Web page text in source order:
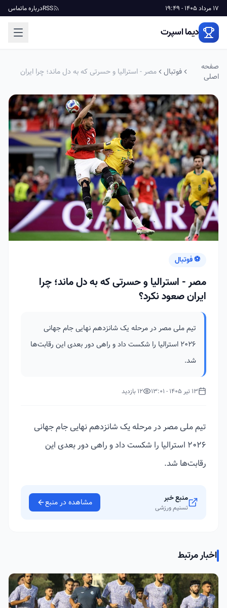
17 مرداد 1405 - 19:49 RSSدرباره ماتماس
دیما اسپرت
صفحه
اصلی
فوتبال مصر - استرالیا و حسرتی که به دل ماند؛‌ چرا ایران
⚽ فوتبال
مصر - استرالیا و حسرتی که به دل ماند؛‌ چرا
ایران صعود نکرد؟
تیم ملی مصر در مرحله یک شانزدهم نهایی جام جهانی
2026 استرالیا را شکست داد و راهی دور بعدی این رقابت‌ها
شد.
13 تیر 1405 - 13:01 12 بازدید
تیم ملی مصر در مرحله یک شانزدهم نهایی جام جهانی
2026 استرالیا را شکست داد و راهی دور بعدی این
رقابت‌ها شد.
منبع خبر
تسنیم ورزشی مشاهده در منبع
اخبار مرتبط